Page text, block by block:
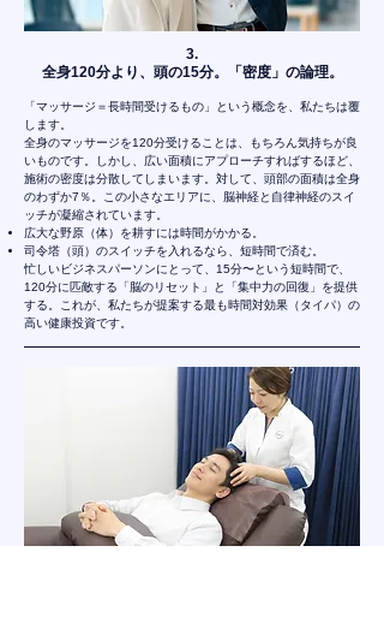
​3.
全身120分より、頭の15分。「密度」の論理。
「マッサージ＝長時間受けるもの」という概念を、私たちは覆
します。
全身のマッサージを120分受けることは、もちろん気持ちが良
いものです。しかし、広い面積にアプローチすればするほど、
施術の密度は分散してしまいます。対して、頭部の面積は全身
のわずか7％。この小さなエリアに、脳神経と自律神経のスイ
ッチが凝縮されています。
広大な野原（体）を耕すには時間がかかる。
司令塔（頭）のスイッチを入れるなら、短時間で済む。
忙しいビジネスパーソンにとって、15分〜という短時間で、
120分に匹敵する「脳のリセット」と「集中力の回復」を提供
する。これが、私たちが提案する最も時間対効果（タイパ）の
高い健康投資です。